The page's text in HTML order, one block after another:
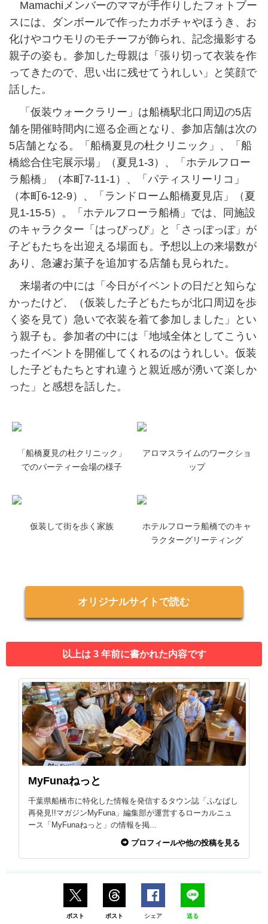
Mamachiメンバーのママが手作りしたフォトブー
スには、ダンボールで作ったカボチャやほうき、お
化けやコウモリのモチーフが飾られ、記念撮影する
親子の姿も。参加した母親は「張り切って衣装を作
ってきたので、思い出に残せてうれしい」と笑顔で
話した。
「仮装ウォークラリー」は船橋駅北口周辺の5店
舗を開催時間内に巡る企画となり、参加店舗は次の
5店舗となる。「船橋夏見の杜クリニック」、「船
橋総合住宅展示場」（夏見1-3）、「ホテルフロー
ラ船橋」（本町7-11-1）、「パティスリーリコ」
（本町6-12-9）、「ランドローム船橋夏見店」（夏
見1-15-5）。「ホテルフローラ船橋」では、同施設
のキャラクター「はっぴっぴ」と「さっぽっぽ」が
子どもたちを出迎える場面も。予想以上の来場数が
あり、急遽お菓子を追加する店舗も見られた。
来場者の中には「今日がイベントの日だと知らな
かったけど、（仮装した子どもたちが北口周辺を歩
く姿を見て）急いで衣装を着て参加しました」とい
う親子も。参加者の中には「地域全体としてこうい
ったイベントを開催してくれるのはうれしい。仮装
した子どもたちとすれ違うと親近感が湧いて楽しか
った」と感想を話した。
「船橋夏見の杜クリニック」
でのパーティー会場の様子
アロマスライムのワークショ
ップ
仮装して街を歩く家族
ホテルフローラ船橋でのキャ
ラクターグリーティング
オリジナルサイトで読む
以上は 3 年前に書かれた内容です
MyFunaねっと
千葉県船橋市に特化した情報を発信するタウン誌「ふなばし
再発見!!マガジンMyFuna」編集部が運営するローカルニュ
ース「MyFunaねっと」の情報を掲...
プロフィールや他の投稿を見る
ポスト ポスト シェア 送る